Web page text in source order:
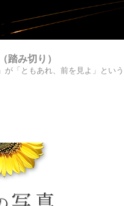
踏み切り）
が「ともあれ、前を見よ」とい